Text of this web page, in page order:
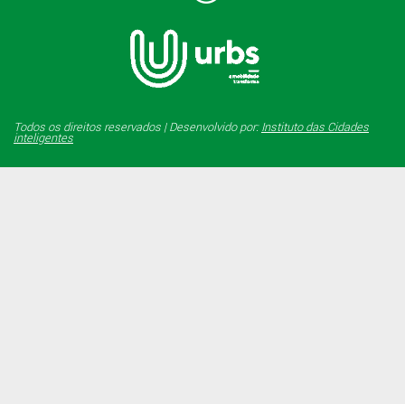
Todos os direitos reservados | Desenvolvido por:Instituto das Cidades
inteligentes